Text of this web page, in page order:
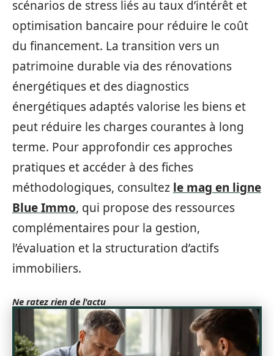
scénarios de stress liés au taux d’intérêt et
optimisation bancaire pour réduire le coût
du financement. La transition vers un
patrimoine durable via des rénovations
énergétiques et des diagnostics
énergétiques adaptés valorise les biens et
peut réduire les charges courantes à long
terme. Pour approfondir ces approches
pratiques et accéder à des fiches
méthodologiques, consultez le mag en ligne
Blue Immo, qui propose des ressources
complémentaires pour la gestion,
l’évaluation et la structuration d’actifs
immobiliers.
Ne ratez rien de l'actu